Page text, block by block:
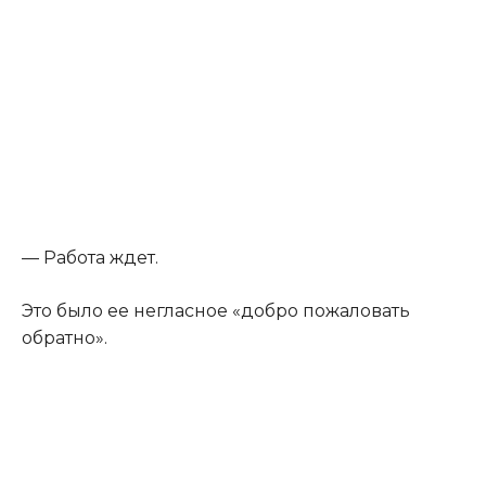
— Работа ждет.
Это было ее негласное «добро пожаловать
обратно».